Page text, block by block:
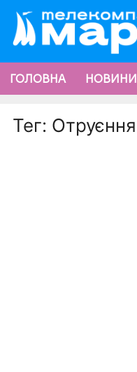
ГОЛОВНА НОВИНИ
Тег: Отруєння